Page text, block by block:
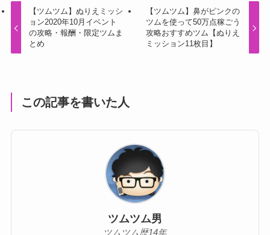
の攻略・報酬・限定ツムま
とめ
攻略おすすめツム【ぬりえ
ミッション11枚目】
ツムツム男
ツムツム歴14年
「ツムツム攻略 日記」は、ツムツム男が10年以上